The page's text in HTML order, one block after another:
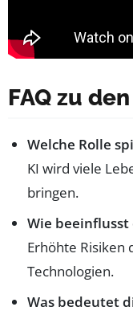
FAQ zu
Welche Rolle
KI wird viele
bringen.
Wie
Erhöhte Risiken
Technologien.
Was bedeutet